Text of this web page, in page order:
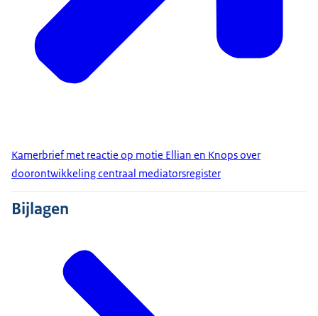
Kamerbrief met reactie op motie Ellian en Knops over
doorontwikkeling centraal mediatorsregister
Bijlagen